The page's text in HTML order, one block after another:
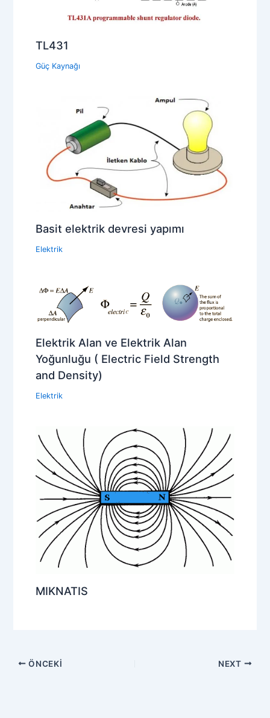
TL431
Güç Kaynağı
Basit elektrik devresi yapımı
Elektrik
Elektrik Alan ve Elektrik Alan
Yoğunluğu ( Electric Field Strength
and Density)
Elektrik
MIKNATIS
ÖNCEKI NEXT